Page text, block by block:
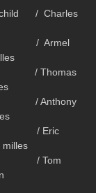
/  Charles
/  Armel
/ Thomas
/ Anthony
/ Eric
milles
/ Tom